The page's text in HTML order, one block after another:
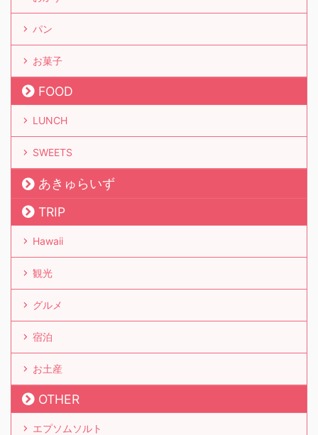
パン
お菓子
FOOD
LUNCH
SWEETS
あきゅらいず
TRIP
Hawaii
観光
グルメ
宿泊
お土産
OTHER
エプソムソルト